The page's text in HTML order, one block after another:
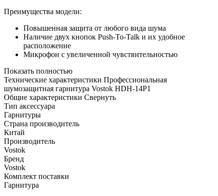
Преимущества модели:
Повышенная защита от любого вида шума
Наличие двух кнопок Push-To-Talk и их удобное
расположение
Микрофон с увеличенной чувствительностью
Показать полностью
Технические характеристики Профессиональная
шумозащитная гарнитура Vostok HDH-14P1
Общие характеристики Свернуть
Тип аксессуара
Гарнитуры
Страна производитель
Китай
Производитель
Vostok
Бренд
Vostok
Комплект поставки
Гарнитура